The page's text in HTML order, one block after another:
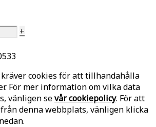
+
cookies för att tillhandahålla
För mer information om vilka data
vänligen sevår cookiepolicy. För att
denna webbplats, vänligen klicka